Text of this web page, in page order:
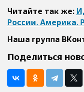
Читайте так же:
России. Америка.
Наша группа
Поделиться